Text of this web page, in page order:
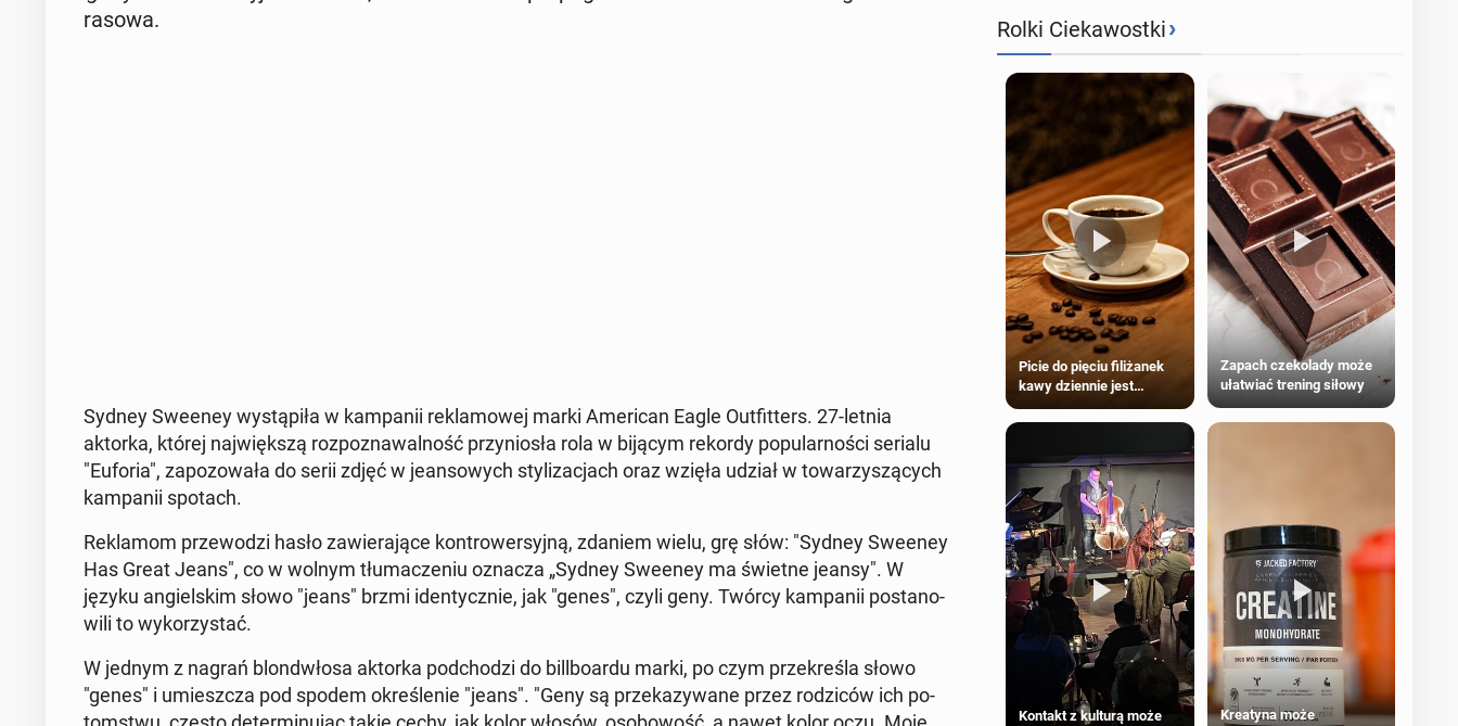
rasowa.
Sydney Sweeney wy­stą­pi­ła w kam­pa­nii re­kla­mo­wej marki Ame­ri­can Eagle Out­fit­ters. 27-letnia
aktorka, której naj­więk­szą roz­po­zna­wal­ność przy­nio­sła rola w bijącym rekordy po­pu­lar­no­ści serialu
"Euforia", za­po­zo­wa­ła do serii zdjęć w je­an­so­wych sty­li­za­cjach oraz wzięła udział w to­wa­rzy­szą­cych
kam­pa­nii spotach.
Re­kla­mom prze­wo­dzi hasło za­wie­ra­ją­ce kon­tro­wer­syj­ną, zdaniem wielu, grę słów: "Sydney Sweeney
Has Great Jeans", co w wolnym tłu­ma­cze­niu oznacza „Sydney Sweeney ma świetne jeansy". W
języku an­giel­skim słowo "jeans" brzmi iden­tycz­nie, jak "genes", czyli geny. Twórcy kam­pa­nii po­sta­no­
wi­li to wy­ko­rzy­stać.
W jednym z nagrań blon­d­wło­sa aktorka pod­cho­dzi do bil­l­bo­ar­du marki, po czym prze­kre­śla słowo
"genes" i umiesz­cza pod spodem okre­śle­nie "jeans". "Geny są prze­ka­zy­wa­ne przez ro­dzi­ców ich po­
Rolki Ciekawostki›
Picie do pięciu filiżanek
kawy dziennie jest
większości dorosłych
Zapach czekolady może
ułatwiać trening siłowy
Kontakt z kulturą może
Kreatyna może